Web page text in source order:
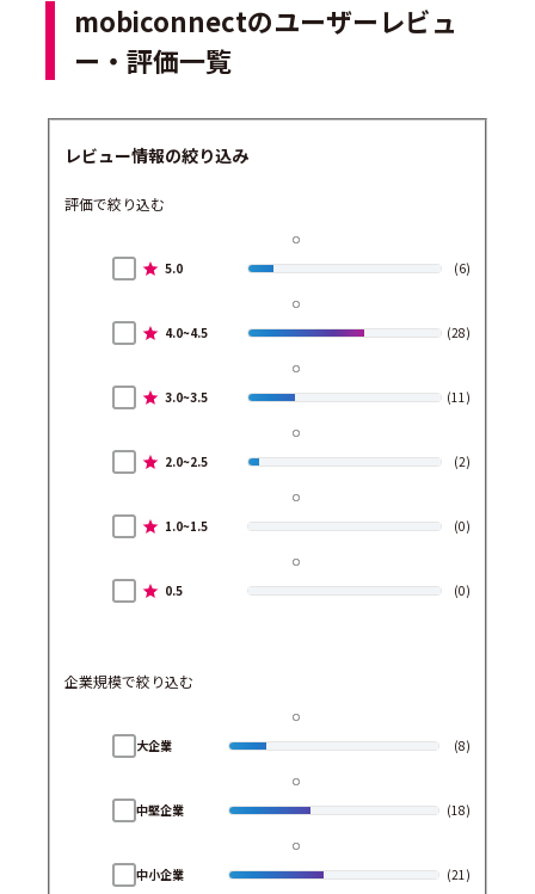
mobiconnectのユーザーレビュ
ー・評価一覧
レビュー情報の絞り込み
評価で絞り込む
5.0 (6)
4.0~4.5 (28)
3.0~3.5 (11)
2.0~2.5 (2)
1.0~1.5 (0)
0.5 (0)
企業規模で絞り込む
大企業 (8)
中堅企業 (18)
中小企業 (21)